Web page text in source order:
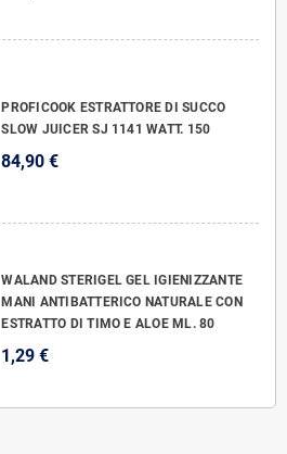
PROFICOOK ESTRATTORE DI SUCCO
SLOW JUICER SJ 1141 WATT. 150
84,90 €
WALAND STERIGEL GEL IGIENIZZANTE
MANI ANTIBATTERICO NATURALE CON
ESTRATTO DI TIMO E ALOE ML. 80
1,29 €